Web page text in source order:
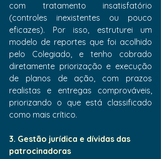
com tratamento insatisfatório
(controles inexistentes ou pouco
eficazes). Por isso, estruturei um
modelo de reportes que foi acolhido
pelo Colegiado, e tenho cobrado
diretamente priorização e execução
de planos de ação, com prazos
realistas e entregas comprováveis,
priorizando o que está classificado
como mais crítico.
3. Gestão jurídica e dívidas das
patrocinadoras